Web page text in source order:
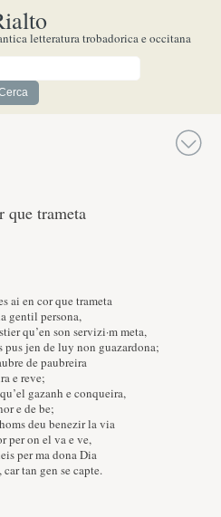
letteratura trobadorica e occitana
que trameta
ai en cor que trameta
gentil persona,
qu’en son servizi·m meta,
pus jen de luy non guazardona;
de paubreira
e reve;
gazanh e conqueira,
e de be;
deu benezir la via
per on el va e ve,
per ma dona Dia
tan gen se capte.